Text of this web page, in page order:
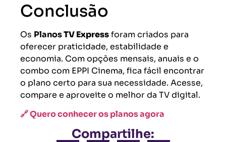
Conclusão
Os PlanosTV Expressforam criados para
oferecer praticidade, estabilidade e
economia. Com opções mensais, anuais e o
combo com EPPI Cinema, fica fácil encontrar
o plano certo para sua necessidade. Acesse,
compare e aproveite o melhor da TV digital.
🔗 Quero conhecer os planos agora
Compartilhe: